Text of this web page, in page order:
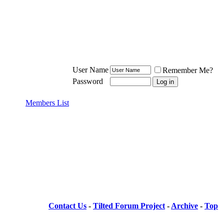
User Name
Remember Me?
Password
Members List
Contact Us - Tilted Forum Project - Archive - Top